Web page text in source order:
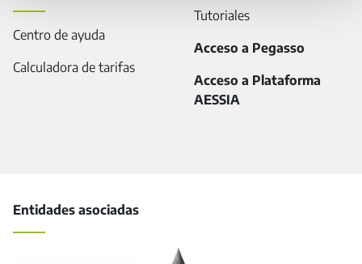
Centro de ayuda
Calculadora de tarifas
Tutoriales
Acceso a Pegasso
Acceso a Plataforma
AESSIA
Entidades asociadas